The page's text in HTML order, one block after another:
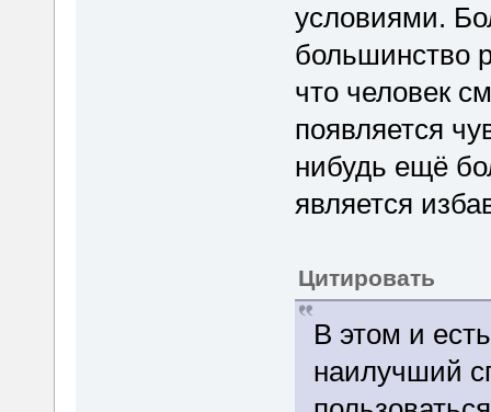
условиями.
большинство
что человек
появляется
нибудь ещё
является
Цитировать
В этом и
наилучший